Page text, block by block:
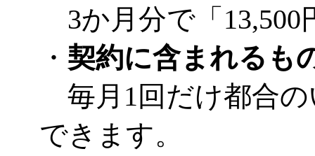
3か月分で「13,500
・ 契約に含まれるも
毎月1回だけ都合の
できます。